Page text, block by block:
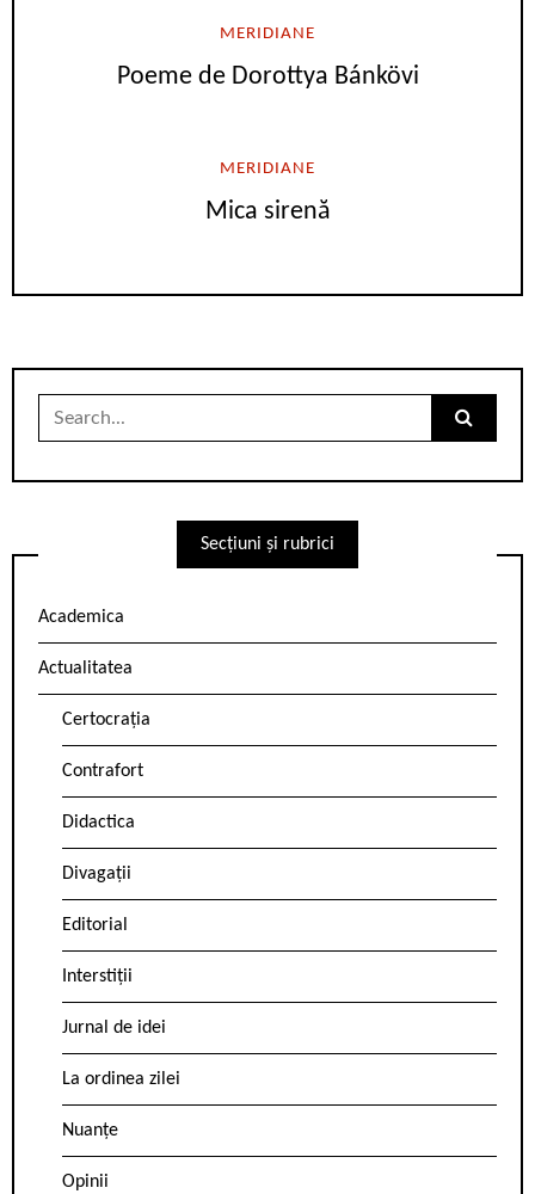
MERIDIANE
Poeme de Dorottya Bánkövi
MERIDIANE
Mica sirenă
Search
Secțiuni și rubrici
Academica
Actualitatea
Certocrația
Contrafort
Didactica
Divagații
Editorial
Interstiții
Jurnal de idei
La ordinea zilei
Nuanțe
Opinii